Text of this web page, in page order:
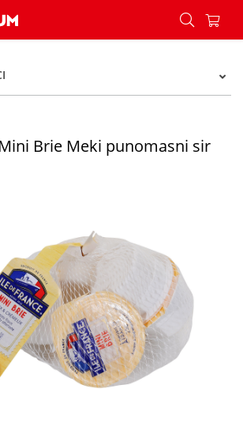
France sir meki mini brie mrežica 125
Brie Meki punomasni sir